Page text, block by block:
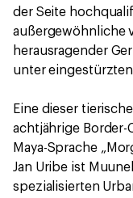
der Seite
außergewöhnliche
herausragender
unter
Eine dieser
achtjährige Border-
Maya-Sprache
Jan Uribe ist
spezialisierten